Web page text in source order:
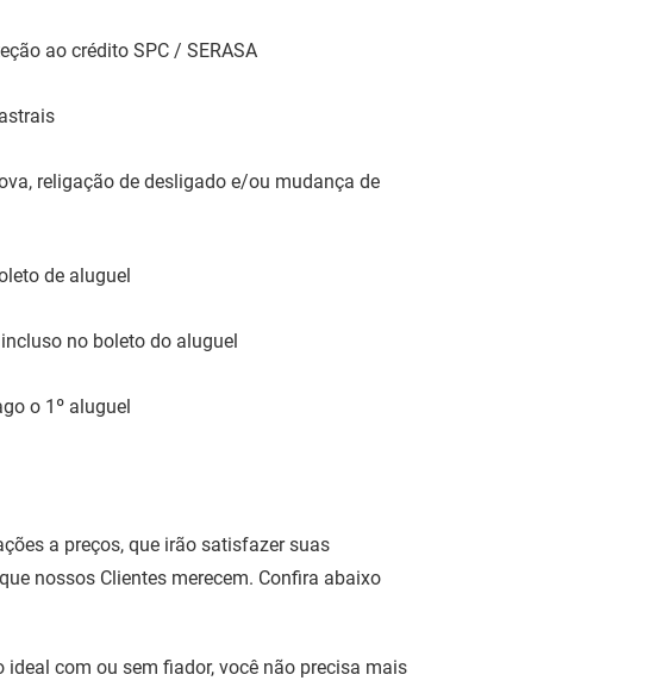
ao crédito SPC / SERASA
religação de desligado e/ou mudança de
de aluguel
no boleto do aluguel
o 1º aluguel
a preços, que irão satisfazer suas
nossos Clientes merecem. Confira abaixo
com ou sem fiador, você não precisa mais